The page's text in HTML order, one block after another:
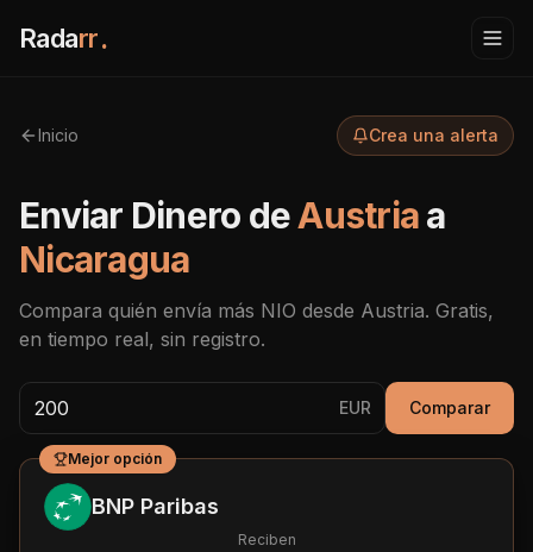
Radarr.
Inicio Crea una alerta
Enviar Dinero deAustriaa
Nicaragua
Compara quién envía más NIO desde Austria. Gratis,
en tiempo real, sin registro.
EUR Comparar
Mejor opción
BNP Paribas
Reciben